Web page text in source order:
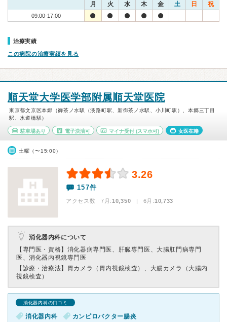
月 火 水 木 金 土 日 祝
09:00-17:00
治療実績
この病院の治療実績を見る
順天堂大学医学部附属順天堂医院
東京都文京区本郷（御茶ノ水駅（淡路町駅、新御茶ノ水駅、小川町駅）、本郷三丁目
駅、水道橋駅）
駐車場あり 電子決済可 マイナ受付 (スマホ可) 女医在籍
土曜（〜15:00）
3.26
157件
アクセス数 7月:10,350 | 6月:10,733
消化器内科について
【専門医・資格】 消化器病専門医、肝臓専門医、大腸肛門病専門
医、消化器内視鏡専門医
【診療・治療法】 胃カメラ（胃内視鏡検査）、大腸カメラ（大腸内
視鏡検査）
消化器内科の口コミ
消化器内科
カンピロバクター腸炎